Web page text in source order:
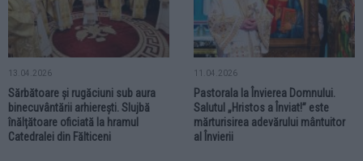
13.04.2026
Sărbătoare și rugăciuni sub aura
binecuvântării arhierești. Slujbă
înălțătoare oficiată la hramul
Catedralei din Fălticeni
11.04.2026
Pastorala la Învierea Domnului.
Salutul „Hristos a Înviat!” este
mărturisirea adevărului mântuitor
al Învierii